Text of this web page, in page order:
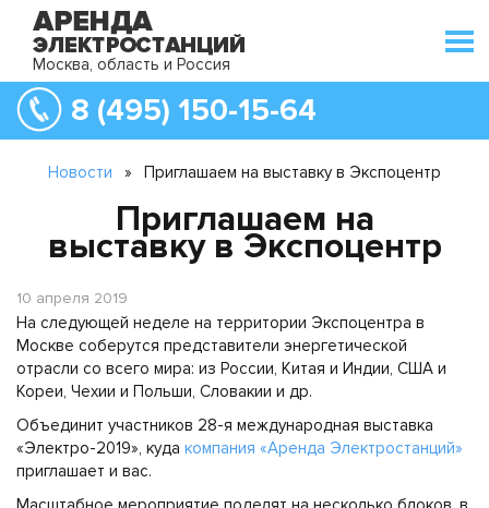
Москва, область и Россия
8 (495) 150-15-64
Новости » Приглашаем на выставку в Экспоцентр
Приглашаем на
выставку в Экспоцентр
10 апреля 2019
На следующей неделе на территории Экспоцентра в
Москве соберутся представители энергетической
отрасли со всего мира: из России, Китая и Индии, США и
Кореи, Чехии и Польши, Словакии и др.
Объединит участников 28-я международная выставка
«Электро-2019», куда компания «Аренда Электростанций»
приглашает и вас.